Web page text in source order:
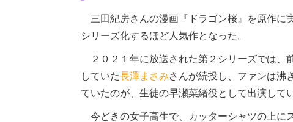
三田紀房さんの漫画『ドラゴン桜』を原作に
シリーズ化するほど人気作となった。
２０２１年に放送された第２シリーズでは、
していた長澤まさみさんが続投し、ファンは沸
ていたのが、生徒の早瀬菜緒役として出演して
今どきの女子高生で、カッターシャツの上に